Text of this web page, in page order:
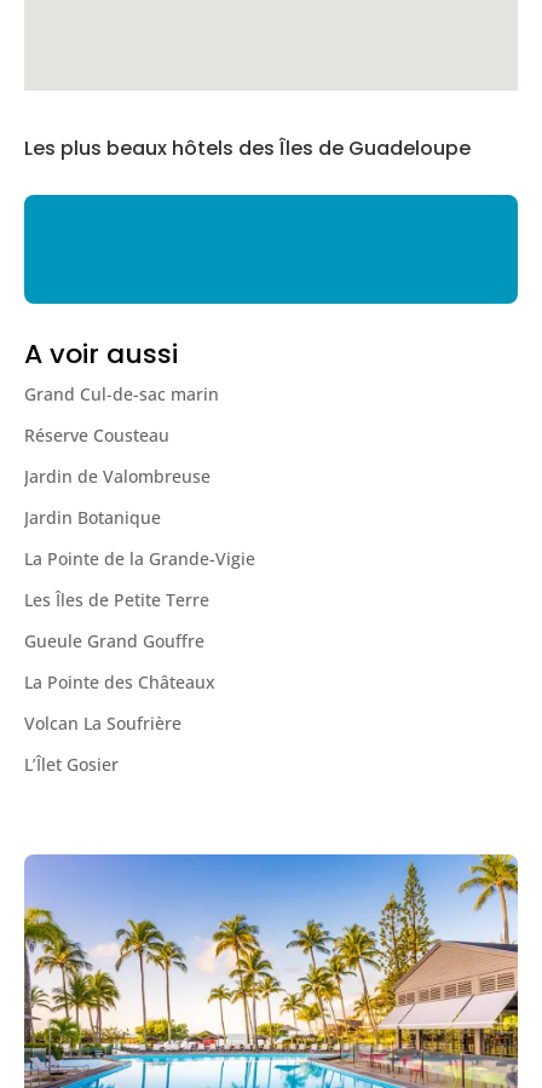
Les plus beaux hôtels des Îles de Guadeloupe
A voir aussi
Grand Cul-de-sac marin
Réserve Cousteau
Jardin de Valombreuse
Jardin Botanique
La Pointe de la Grande-Vigie
Les Îles de Petite Terre
Gueule Grand Gouffre
La Pointe des Châteaux
Volcan La Soufrière
L’Îlet Gosier